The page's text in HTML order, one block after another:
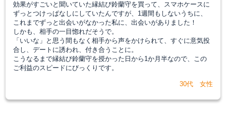
効果がすごいと聞いていた縁結び鈴蘭守を買って、スマホケースに
ずっとつけっぱなしにしていたんですが、1週間もしないうちに、
これまでずっと出会いがなかった私に、出会いがありました！
しかも、相手の一目惚れだそうで。
「いいな」と思う間もなく相手から声をかけられて、すぐに意気投
合し、デートに誘われ、付き合うことに。
こうなるまで縁結び鈴蘭守を授かった日から1か月半なので、この
ご利益のスピードにびっくりです。
30代 女性